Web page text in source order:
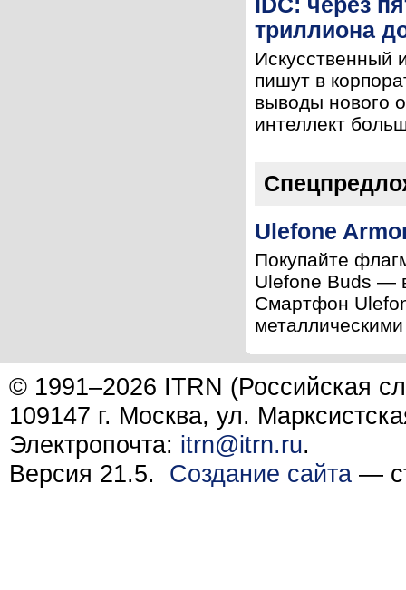
IDC: через
триллиона
Искусственный
пишут в
выводы нового
интеллект
Ulefone
Покупайте
Ulefone Buds —
Смартфон
© 1991–2026 ITRN (Российская
109147 г. Москва, ул.
Электропочта: itrn@itrn.ru.
Версия 21.5. Создание сайта —